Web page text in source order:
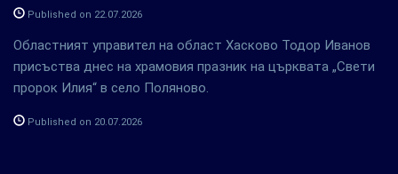
Published on 22.07.2026
Областният управител на област Хасково Тодор Иванов
присъства днес на храмовия празник на църквата „Свети
пророк Илия“ в село Поляново.
Published on 20.07.2026